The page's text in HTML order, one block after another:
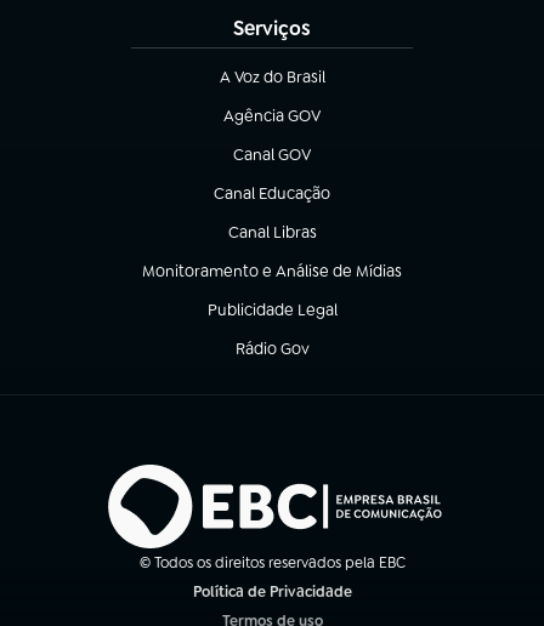
Serviços
A Voz do Brasil
(abre em nova aba)
Agência GOV
(abre em nova aba)
Canal GOV
(abre em nova aba)
Canal Educação
(abre em nova aba)
Canal Libras
(abre em nova aba)
Monitoramento e Análise de Mídias
(abre em nova aba)
Publicidade Legal
(abre em nova aba)
Rádio Gov
(abre em nova aba)
© Todos os direitos reservados pela EBC
Política de Privacidade
Termos de uso